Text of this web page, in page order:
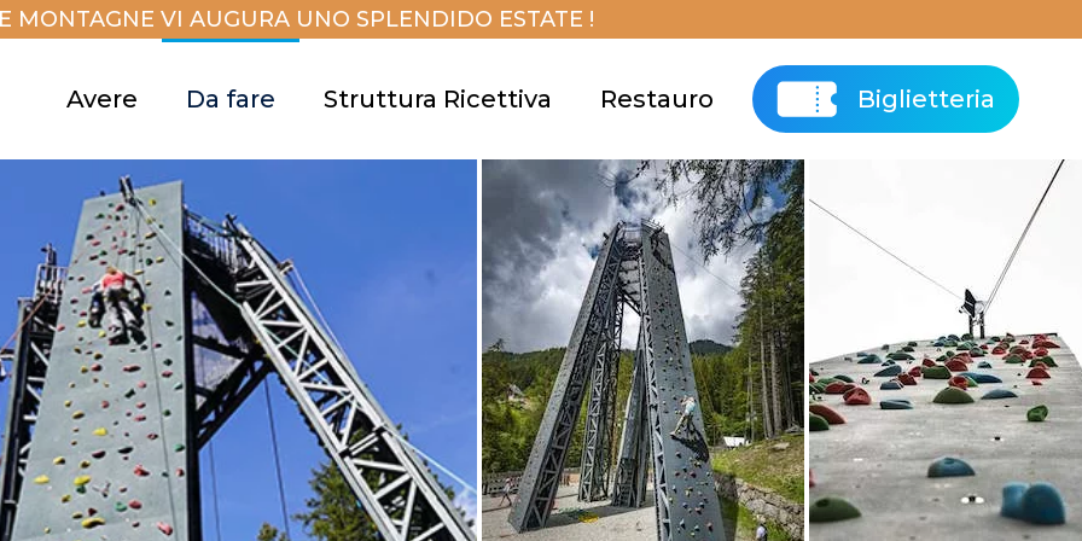
MONTAGNE VI AUGURA UNO SPLENDIDO ESTATE !
Avere Da fare Struttura Ricettiva Restauro Biglietteria